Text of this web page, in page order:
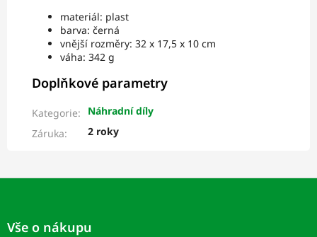
materiál: plast
barva: černá
vnější rozměry: 32 x 17,5 x 10 cm
váha: 342 g
Doplňkové parametry
Kategorie:
Náhradní díly
Záruka: 2 roky
Z
Vše o nákupu